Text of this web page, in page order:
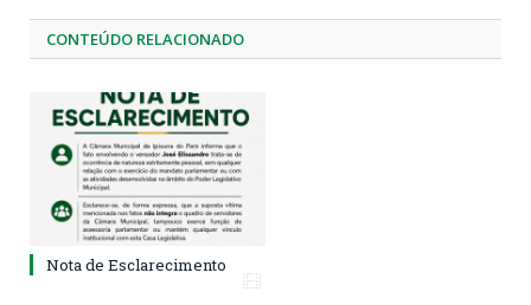
CONTEÚDO RELACIONADO
Nota de Esclarecimento